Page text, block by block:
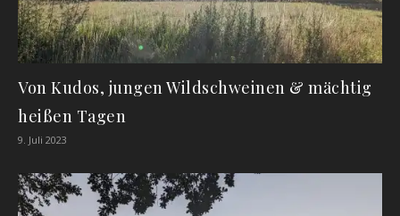
Von Kudos, jungen Wildschweinen & mächtig
heißen Tagen
9. Juli 2023